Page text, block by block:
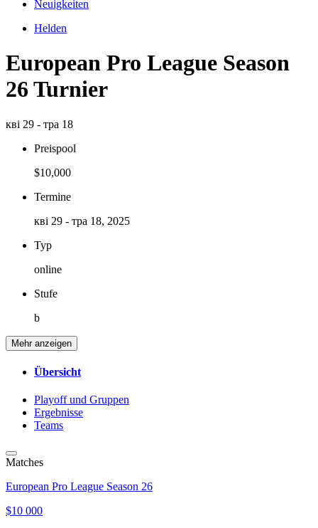
Neuigkeiten
Helden
European Pro League Season
26 Turnier
кві 29 - тра 18
Preispool
$10,000
Termine
кві 29 - тра 18, 2025
Typ
online
Stufe
b
Mehr anzeigen
Übersicht
Playoff und Gruppen
Ergebnisse
Teams
Matches
European Pro League Season 26
$10 000